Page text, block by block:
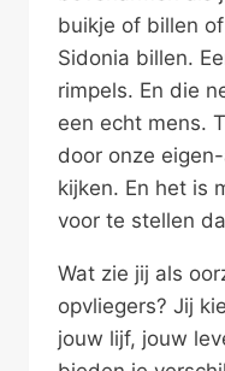
buikje of billen
Sidonia billen.
rimpels. En die
een echt mens.
door onze
kijken. En het is
voor te stellen
Wat zie jij als
opvliegers? Jij
jouw lijf, jouw